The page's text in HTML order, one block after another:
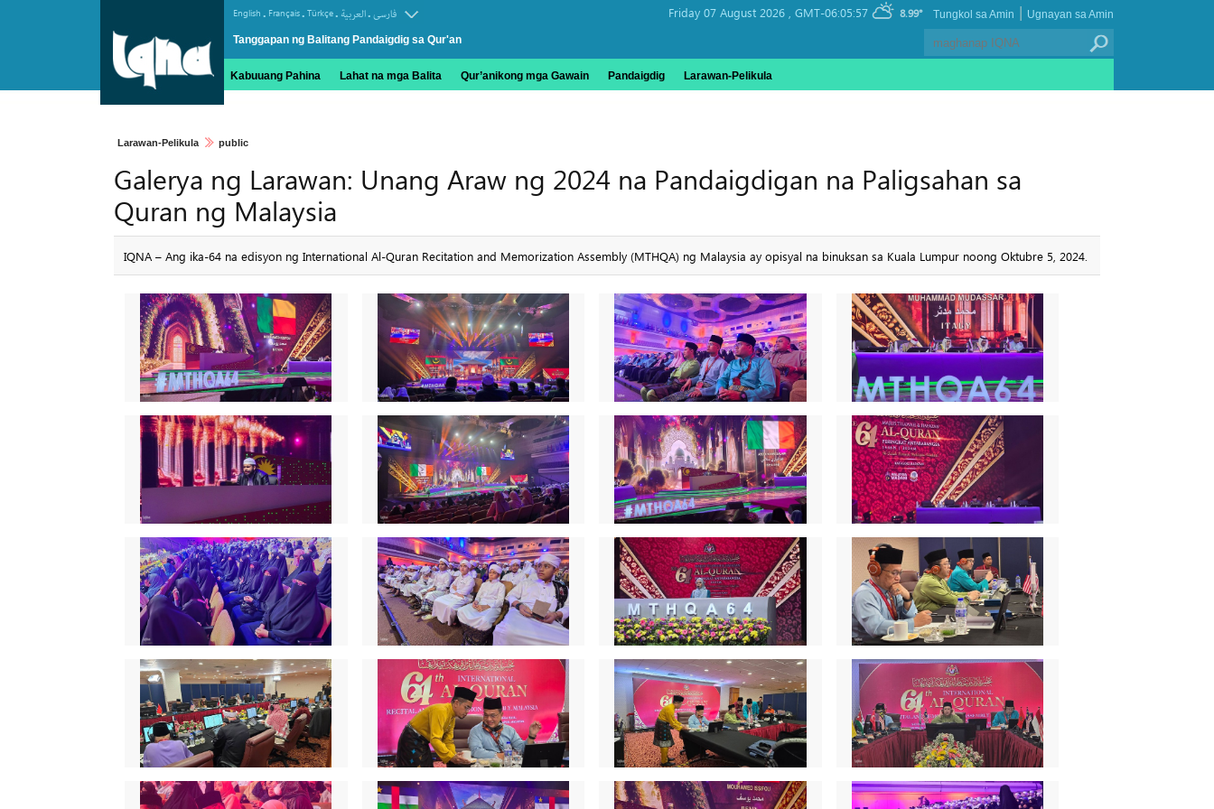
English . Français. Türkçe. العربیة.فارسی
Tanggapan ng Balitang Pandaigdig sa Qur'an
Friday 07 August 2026 , GMT-06:05:57 8.99° Ugnayan sa Amin
|
Tungkol sa Amin
Kabuuang Pahina Lahat na mga Balita Qur’anikong mga Gawain Pandaigdig Larawan-Pelikula
Larawan-Pelikula public
Galerya ng Larawan: Unang Araw ng 2024 na Pandaigdigan na Paligsahan sa
Quran ng Malaysia
IQNA – Ang ika-64 na edisyon ng International Al-Quran Recitation and Memorization Assembly (MTHQA) ng Malaysia ay opisyal na binuksan sa Kuala Lumpur noong Oktubre 5, 2024.